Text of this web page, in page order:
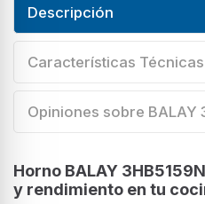
Descripción
Características Técnicas
Opiniones sobre BALAY
Horno BALAY
y rendimiento en tu